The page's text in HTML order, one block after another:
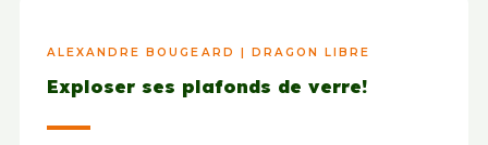
ALEXANDRE BOUGEARD | DRAGON LIBRE
Exploser ses plafonds de verre!